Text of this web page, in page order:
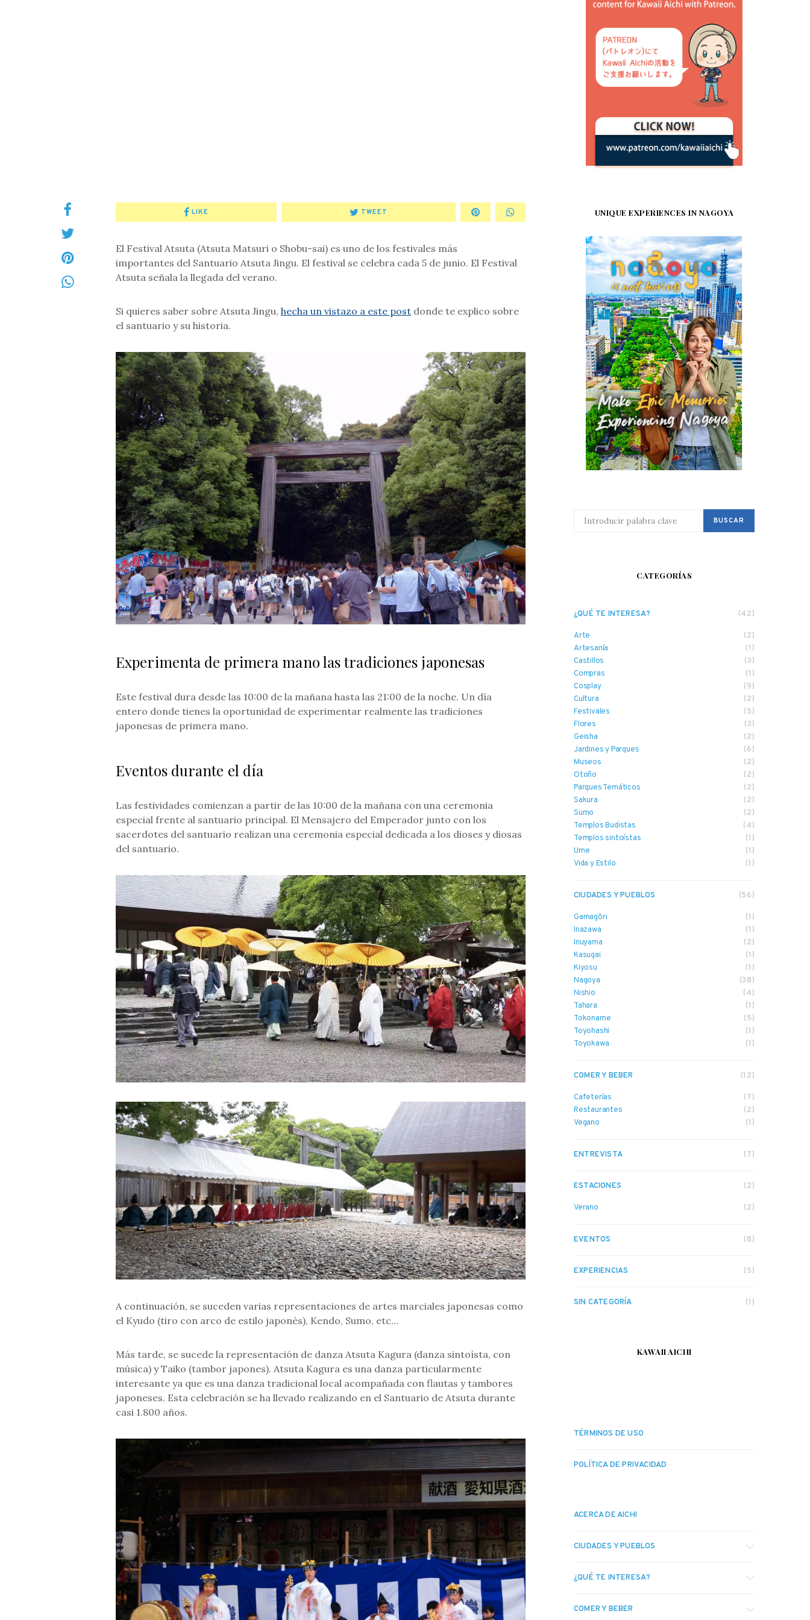
LIKE TWEET
El Festival Atsuta (Atsuta Matsuri o Shobu-sai) es uno de los festivales más
importantes del Santuario Atsuta Jingu. El festival se celebra cada 5 de junio. El Festival
Atsuta señala la llegada del verano.
Si quieres saber sobre Atsuta Jingu, hecha un vistazo a este post donde te explico sobre
el santuario y su historia.
Experimenta de primera mano las tradiciones japonesas
Este festival dura desde las 10:00 de la mañana hasta las 21:00 de la noche. Un día
entero donde tienes la oportunidad de experimentar realmente las tradiciones
japonesas de primera mano.
Eventos durante el día
Las festividades comienzan a partir de las 10:00 de la mañana con una ceremonia
especial frente al santuario principal. El Mensajero del Emperador junto con los
sacerdotes del santuario realizan una ceremonia especial dedicada a los dioses y diosas
del santuario.
A continuación, se suceden varias representaciones de artes marciales japonesas como
el Kyudo (tiro con arco de estilo japonés), Kendo, Sumo, etc…
Más tarde, se sucede la representación de danza Atsuta Kagura (danza sintoísta, con
música) y Taiko (tambor japones). Atsuta Kagura es una danza particularmente
interesante ya que es una danza tradicional local acompañada con flautas y tambores
japoneses. Esta celebración se ha llevado realizando en el Santuario de Atsuta durante
casi 1.800 años.
UNIQUE EXPERIENCES IN NAGOYA
BUSCAR
CATEGORÍAS
¿QUÉ TE INTERESA? (42)
Arte
(2)
Artesanía
(1)
Castillos
(3)
Compras
(1)
Cosplay
(9)
Cultura
(2)
Festivales
(5)
Flores
(3)
Geisha
(2)
Jardines y Parques
(6)
Museos
(2)
Otoño
(2)
Parques Temáticos
(2)
Sakura
(2)
Sumo
(2)
Templos Budistas
(4)
Templos sintoístas
(1)
Ume
(1)
Vida y Estilo
(1)
CIUDADES Y PUEBLOS (56)
Gamagōri
(1)
Inazawa
(1)
Inuyama
(2)
Kasugai
(1)
Kiyosu
(1)
Nagoya
(38)
Nishio
(4)
Tahara
(1)
Tokoname
(5)
Toyohashi
(1)
Toyokawa
(1)
COMER Y BEBER (12)
Cafeterías
(7)
Restaurantes
(2)
Vegano
(1)
ENTREVISTA (7)
ESTACIONES (2)
Verano (2)
EVENTOS (8)
EXPERIENCIAS (5)
SIN CATEGORÍA (1)
KAWAII AICHI
TÉRMINOS DE USO
POLÍTICA DE PRIVACIDAD
ACERCA DE AICHI
CIUDADES Y PUEBLOS
¿QUÉ TE INTERESA?
COMER Y BEBER